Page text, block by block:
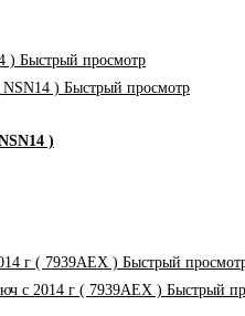
Быстрый просмотр
Быстрый просмотр
)
Быстрый
Быстрый